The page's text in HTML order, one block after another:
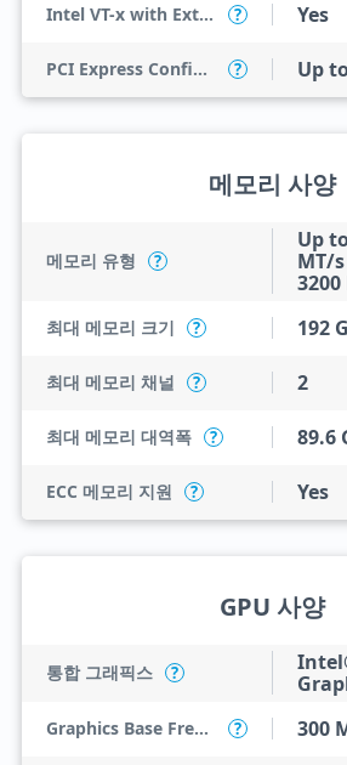
Intel VT-x with Extended Page Tables (EPT) ? Yes
PCI Express Configurations ? Up
메모리 사양
메모리 유형 ?
Up
MT/
최대 메모리 크기 ? 192
최대 메모리 채널 ? 2
최대 메모리 대역폭 ? 89.6
ECC 메모리 지원 ? Yes
GPU 사양
통합 그래픽스 ?
Graphics Base Frequency ? 300